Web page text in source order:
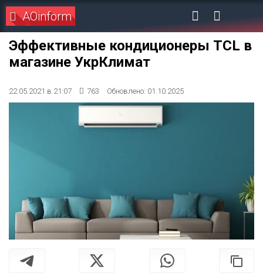
AOinform
Эффективные кондиционеры TCL в
магазине УкрКлимат
22.05.2021 в 21:07 763 Обновлено: 01.10.2025